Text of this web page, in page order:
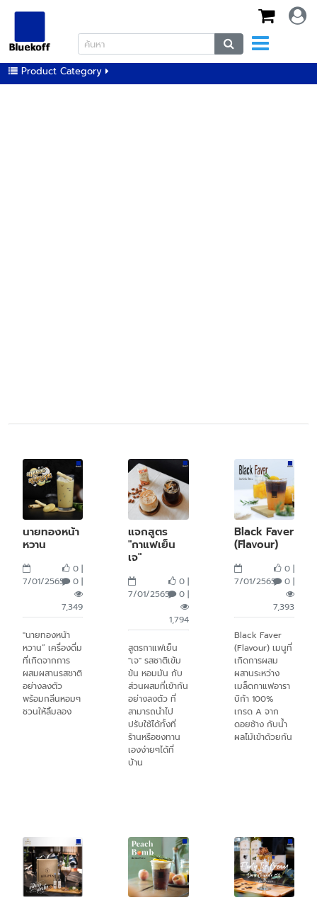
Product Category
นายทองหน้า
หวาน
7/01/2565
0 |
0 |
7,349
"นายทองหน้า
หวาน” เครื่องดื่ม
ที่เกิดจากการ
ผสมผสานรสชาติ
อย่างลงตัว
พร้อมกลิ่นหอมๆ
ชวนให้ลิ้มลอง
แจกสูตร
"กาแฟเย็น
เจ"
7/01/2565
0 |
0 |
1,794
สูตรกาแฟเย็น
"เจ" รสชาติเข้ม
ข้น หอมมัน กับ
ส่วนผสมที่เข้ากัน
อย่างลงตัว ที่
สามารถนำไป
ปรับใช้ได้ทั้งที่
ร้านหรือชงทาน
เองง่ายๆได้ที่
บ้าน
Black Faver
(Flavour)
7/01/2565
0 |
0 |
7,393
Black Faver
(Flavour) เมนูที่
เกิดการผสม
ผสานระหว่าง
เมล็ดกาแฟอารา
บิก้า 100%
เกรด A จาก
ดอยช้าง กับน้ำ
ผลไม้เข้าด้วยกัน